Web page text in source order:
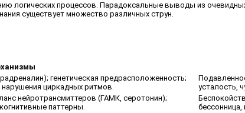
логических процессов. Парадоксальные выводы из
существует множество различных струн.
генетическая предрасположенность;
циркадных ритмов.
усталость,
нейротрансмиттеров (ГАМК, серотонин);
паттерны.
бессонница,